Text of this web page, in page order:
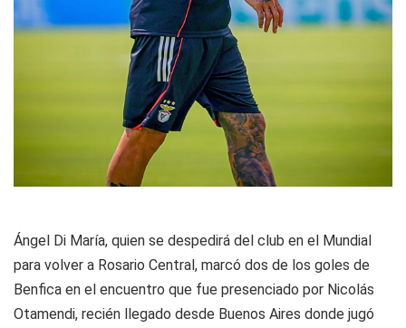
Ángel Di María, quien se despedirá del club en el Mundial
para volver a Rosario Central, marcó dos de los goles de
Benfica en el encuentro que fue presenciado por Nicolás
Otamendi, recién llegado desde Buenos Aires donde jugó